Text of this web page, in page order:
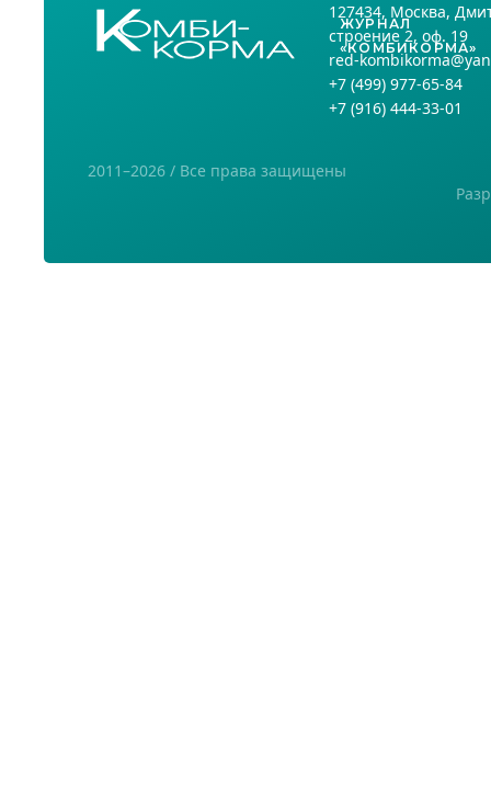
ЖУРНАЛ
«КОМБИКОРМА»
127434, Москва,
строение 2, оф. 19
red-
+7 (499) 977-65-84
+7 (916) 444-33-01
2011–2026 / Все права защищены